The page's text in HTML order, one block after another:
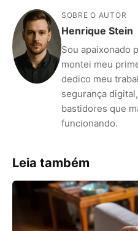
SOBRE O AUTOR
Henrique Stein
Sou apaixonado
montei meu
dedico meu
segurança
bastidores que
funcionando.
Leia também